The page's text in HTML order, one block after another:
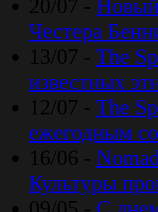
20/07 -
Честера
13/07 - The
известных
12/07 - The
ежегодным
16/06 -
Культуры